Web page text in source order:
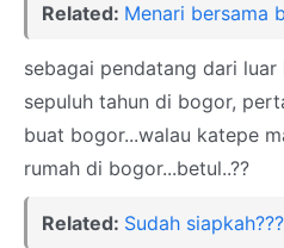
Related: Menari bersama
sebagai pendatang dari
sepuluh tahun di bogor,
buat bogor...walau katepe
rumah di bogor...betul..??
Related: Sudah siapkah???